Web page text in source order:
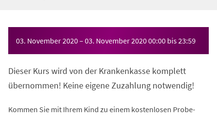
03. November 2020– 03. November 202000:00 bis23:59
Dieser Kurs wird von der Krankenkasse komplett
übernommen! Keine eigene Zuzahlung notwendig!
Kommen Sie mit Ihrem Kind zu einem kostenlosen Probe-